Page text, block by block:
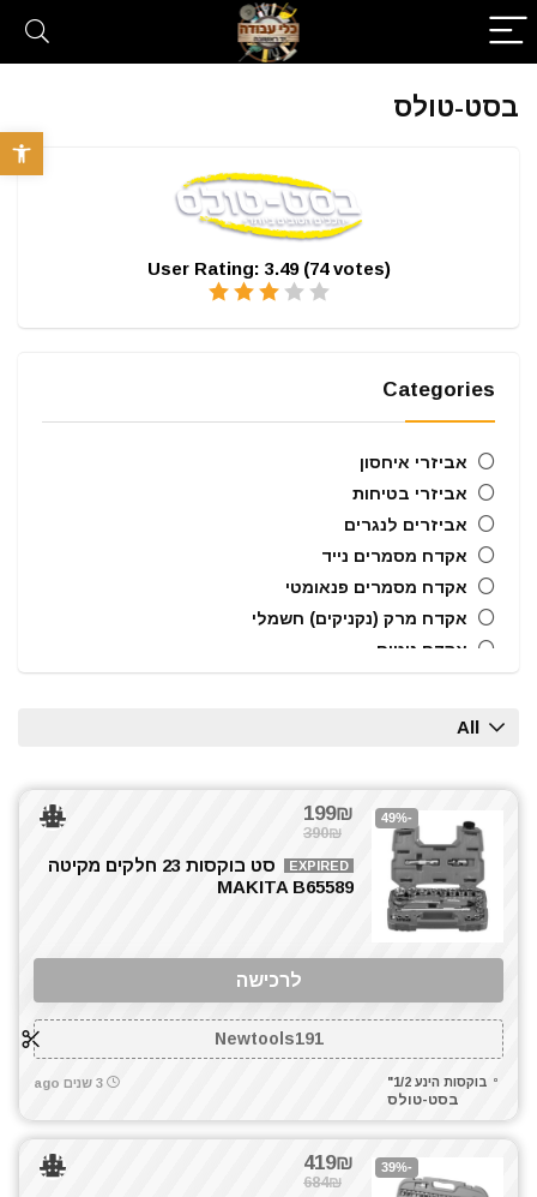
פתח
בסט-טולס
User Rating: 3.49 (74votes)
Categories
אביזרי איחסון
אביזרי בטיחות
אביזרים לנגרים
אקדח מסמרים נייד
אקדח מסמרים פנאומטי
אקדח מרק (נקניקים) חשמלי
אקדח ניטים
בוקסות
בוקסות הינע 1/2"
בוקסות הינע 1/4"
ביטים, מקדחים ובוקסות
גוזם גדר חיה
גנרטורים ותחנות כח
טרימר / ראוטר
כלי אינסטלציה
כלי גינון
כלי שינוע ועגלות
כלים ידניים
All
-49%
199₪
390₪
EXPIRED
סט בוקסות 23 חלקים מקיטה
MAKITA B65589
לרכישה
Newtools191
בוקסות הינע 1/2"
בסט-טולס
3 שנים ago
-39%
419₪
684₪